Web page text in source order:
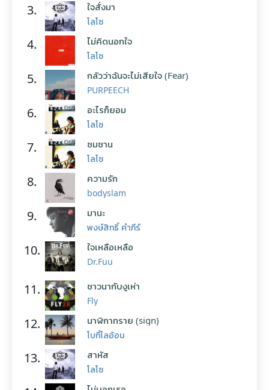
3. ใจสั่งมา
โลโซ
4. ไม่คิดนอกใจ
โลโซ
5. กลัวว่าฉันจะไม่เสียใจ (Fear)
PURPEECH
6. อะไรก็ยอม
โลโซ
7. ซมซาน
โลโซ
8. ความรัก
bodyslam
9. มานะ
พงษ์สิทธิ์ คำภีร์
10. ใจเหลือเหลือ
Dr.Fuu
11. ชาวนากับงูเห่า
Fly
12. นาฬิกาทราย (sign)
โบกี้ไลอ้อน
13. สาหัส
โลโซ